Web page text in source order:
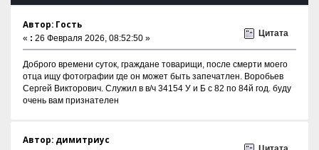
Автор: Гость
« : 26 Февраля 2026, 08:52:50 »
Цитата
Доброго времени суток, граждане товарищи, после смерти моего
отца ищу фотографии где он может быть запечатлен. Воробьев
Сергей Викторович. Служил в в/ч 34154 У и Б с 82 по 84й год. буду
очень вам признателен
Автор: димитриус